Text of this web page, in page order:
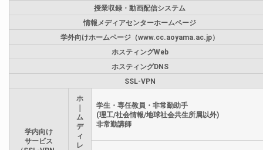
授業収録・動画配信システム
情報メディアセンターホームページ
学外向けホームページ（www.cc.aoyama.ac.jp）
ホスティングWeb
ホスティングDNS
SSL-VPN
学内向け
サービス
ホ
ム
デ
ィ
レ
学生・専任教員・非常勤助手
(理工/社会情報/地球社会共生所属以外)
非常勤講師